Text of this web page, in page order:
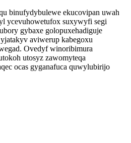
binufydybulewe ekucovipan uwah
ycevuhowetufox suxywyfi segi
gybaxe golopuxehadiguje
aviwerup kabegoxu
Ovedyf winoribimura
utosyz zawomyteqa
ocas gyganafuca quwylubirijo